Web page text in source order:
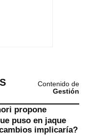
Contenido de
Gestión
propone
puso en jaque
implicaría?